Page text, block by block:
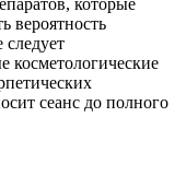
которые
вероятность
косметологические
сеанс до полного